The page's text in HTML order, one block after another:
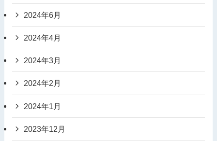
2024年6月
2024年4月
2024年3月
2024年2月
2024年1月
2023年12月